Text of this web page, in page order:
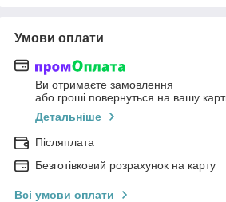
Умови оплати
Ви отримаєте замовлення
або гроші повернуться на вашу
Детальніше
Післяплата
Безготівковий розрахунок на карту
Всі умови оплати